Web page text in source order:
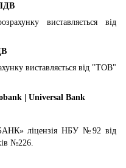
виставляється від
виставляється від "ТОВ"
| Universal Bank
ліцензія НБУ №92 від
№226.